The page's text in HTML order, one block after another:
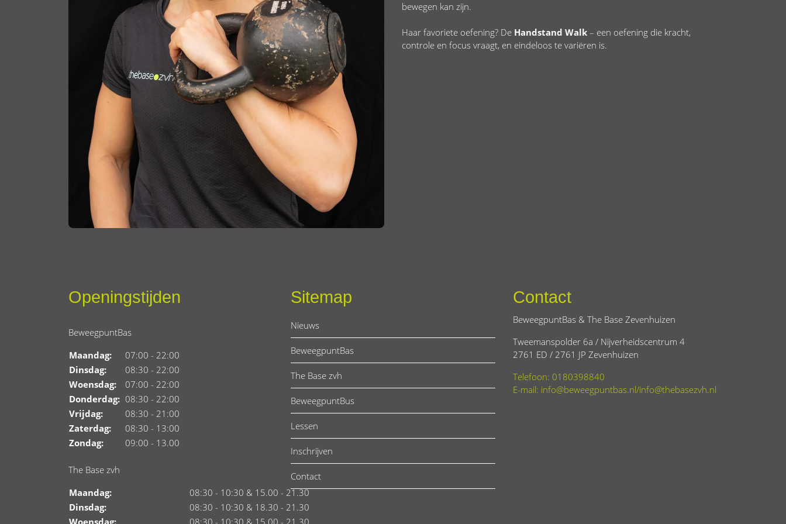
bewegen kan zijn.
Haar favoriete oefening? De Handstand Walk – een oefening die kracht,
controle en focus vraagt, en eindeloos te variëren is.
Openingstijden
BeweegpuntBas
Maandag:
07:00 - 22:00
Dinsdag:
08:30 - 22:00
Woensdag:
07:00 - 22:00
Donderdag: 08:30 - 22:00
Vrijdag:
08:30 - 21:00
Zaterdag:
08:30 - 13:00
Zondag:
09:00 - 13.00
The Base zvh
Maandag:
08:30 - 10:30 & 15.00 - 21.30
Dinsdag:
08:30 - 10:30 & 18.30 - 21.30
Woensdag:
08:30 - 10:30 & 15.00 - 21.30
Sitemap
Nieuws
BeweegpuntBas
The Base zvh
BeweegpuntBus
Lessen
Inschrijven
Contact
Contact
BeweegpuntBas & The Base Zevenhuizen
Tweemanspolder 6a / Nijverheidscentrum 4
2761 ED / 2761 JP Zevenhuizen
Telefoon: 0180398840
E-mail: info@beweegpuntbas.nl/info@thebasezvh.nl